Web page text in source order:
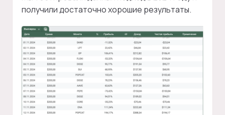
получили достаточно хорошие результаты.